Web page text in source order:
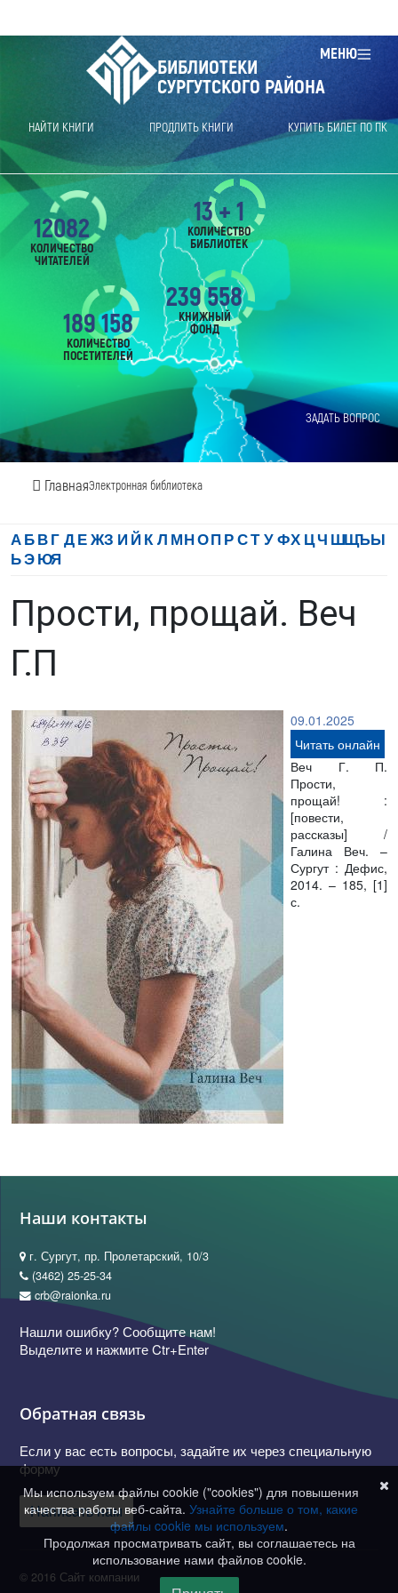
МЕНЮ
БИБЛИОТЕКИ
СУРГУТСКОГО РАЙОНА
НАЙТИ КНИГИ ПРОДЛИТЬ КНИГИ КУПИТЬ БИЛЕТ ПО ПК
ЗАДАТЬ ВОПРОС
ГлавнаяЭлектронная библиотека
12082
КОЛИЧЕСТВО
ЧИТАТЕЛЕЙ
189 158
КОЛИЧЕСТВО
ПОСЕТИТЕЛЕЙ
239 558
КНИЖНЫЙ
ФОНД
13 + 1
КОЛИЧЕСТВО
БИБЛИОТЕК
АБВГ ДЕЖЗ И Й К Л МНОП РСТ УФХ ЦЧ ШЩЪЫ
ЬЭЮЯ
Прости, прощай. Веч
Г.П
09.01.2025
Читать онлайн
Веч Г. П.
Прости,
прощай! :
[повести,
рассказы] /
Галина Веч. –
Сургут : Дефис,
2014. – 185, [1]
с.
Наши контакты
г. Сургут, пр. Пролетарский, 10/3
(3462) 25-25-34
crb@raionka.ru
Нашли ошибку? Сообщите нам!
Выделите и нажмите Ctr+Enter
Обратная связь
Если у вас есть вопросы, задайте их через специальную
форму
Написать нам
© 2016 Сайт компании
Мы используем файлы cookie ("cookies") для повышения
качества работы веб-сайта. Узнайте больше о том, какие
файлы cookie мы используем.
Продолжая просматривать сайт, вы соглашаетесь на
использование нами файлов cookie.